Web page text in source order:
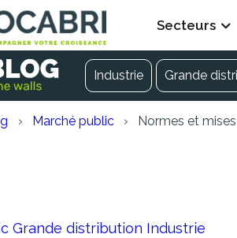
Secteurs
Industrie Grande
Marché public Normes et
Grande distribution Industrie